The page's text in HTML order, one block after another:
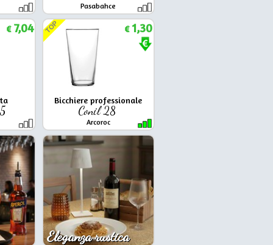
Pasabahce
€7,04
Bicchiere professionale
Conil 28
Arcoroc
TOP €1,30
Eleganza rustica